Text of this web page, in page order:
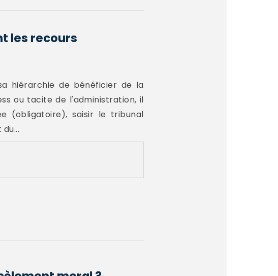
les recours
hiérarchie de bénéficier de la
ou tacite de l'administration, il
(obligatoire), saisir le tribunal